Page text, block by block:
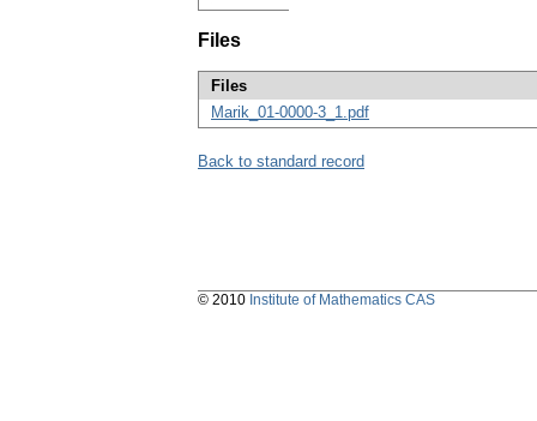
Files
Files
Marik_01-0000-3_1.pdf
Back to standard record
© 2010 Institute of Mathematics CAS